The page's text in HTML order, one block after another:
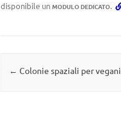
disponibile un MODULO DEDICATO.
Navigazione articolo
← Colonie spaziali per vegani